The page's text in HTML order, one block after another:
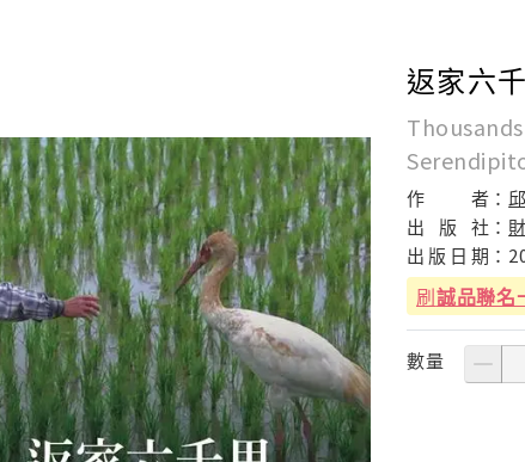
返家六
作 者：
出
版 社：
出 版 日 期：
刷誠品聯名
數量